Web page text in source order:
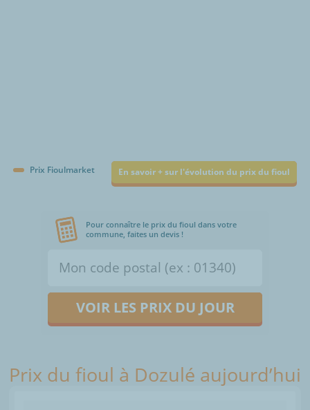
Prix Fioulmarket En savoir + sur l'évolution du prix du fioul
Pour connaître le prix du fioul dans votre
commune, faites un devis !
VOIR LES PRIX DU JOUR
Prix du fioul à Dozulé aujourd’hui